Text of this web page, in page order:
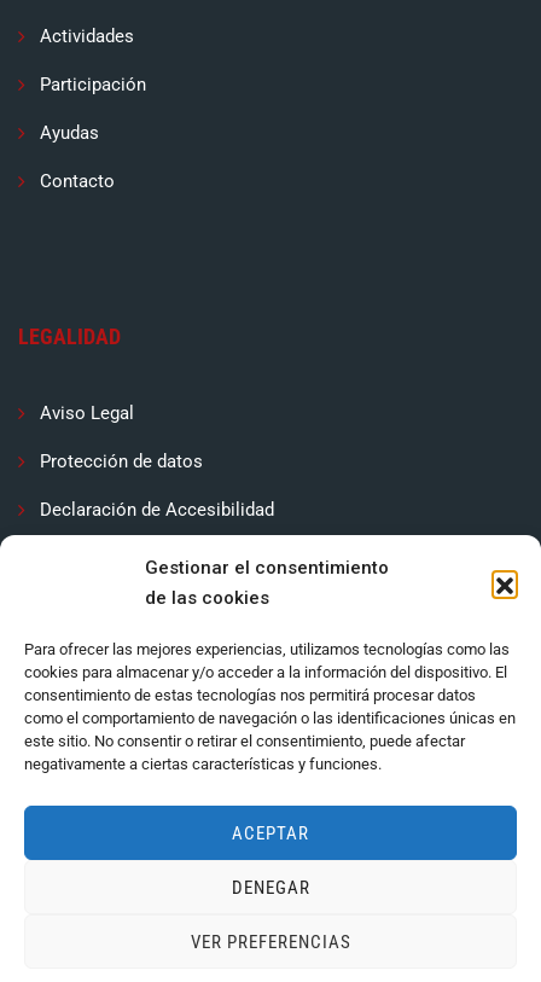
Gestionar el consentimiento
de las cookies
Para ofrecer las mejores experiencias, utilizamos tecnologías como las
cookies para almacenar y/o acceder a la información del dispositivo. El
consentimiento de estas tecnologías nos permitirá procesar datos
como el comportamiento de navegación o las identificaciones únicas en
este sitio. No consentir o retirar el consentimiento, puede afectar
negativamente a ciertas características y funciones.
ACEPTAR
DENEGAR
VER PREFERENCIAS
Actividades
Participación
Ayudas
Contacto
LEGALIDAD
Aviso Legal
Protección de datos
Declaración de Accesibilidad
Política de cookies (UE)
Ayuntamiento de Córdoba 2024.